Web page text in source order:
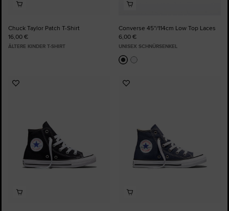
Chuck Taylor Patch T-Shirt
16,00 €
ÄLTERE KINDER T-SHIRT
Converse 45''/114cm Low Top Laces
6,00 €
UNISEX SCHNÜRSENKEL
Zu
Zu